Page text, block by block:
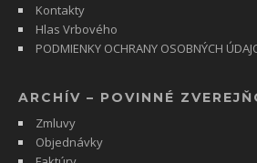
Kontakty
Hlas Vrbového
PODMIENKY OCHRANY OSOBNÝCH
ARCHÍV – POVINNÉ
Zmluvy
Objednávky